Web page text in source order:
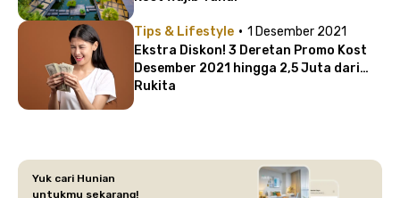
Tips & Lifestyle · 1 Desember 2021
Ekstra Diskon! 3 Deretan Promo Kost
Desember 2021 hingga 2,5 Juta dari
Rukita
Yuk cari Hunian
untukmu sekarang!